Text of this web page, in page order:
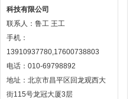
科技有限公司
联系人：鲁工 王工
手机：
13910937780,17600738803
电话：010-69798892
地址：北京市昌平区回龙观西大
街115号龙冠大厦3层